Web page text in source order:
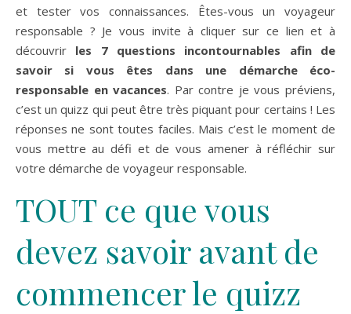
et tester vos connaissances. Êtes-vous un voyageur
responsable ? Je vous invite à cliquer sur ce lien et à
découvrir les 7 questions incontournables
afin de
savoir si vous êtes dans une démarche éco-
responsable en vacances. Par contre je vous préviens,
c’est un quizz qui peut être très piquant pour certains ! Les
réponses ne sont toutes faciles. Mais c’est le moment de
vous mettre au défi et de vous amener à réfléchir sur
votre démarche de voyageur responsable.
TOUT ce que vous
devez savoir avant de
commencer le quizz